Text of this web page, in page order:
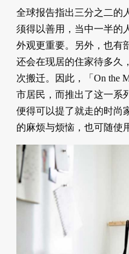
全球报告指出三分之二的
须得以善用，当中一半的
外观更重要。另外，也有
还会在现居的住家待多久
次搬迁。因此，「On the
市居民，而推出了这一系
便得可以提了就走的时尚
的麻烦与烦恼，也可随使